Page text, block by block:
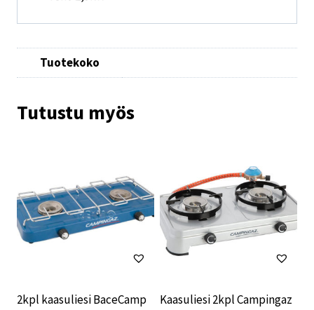
Tuotekoko
Tutustu myös
2kpl kaasuliesi BaceCamp Kaasuliesi 2kpl Campingaz